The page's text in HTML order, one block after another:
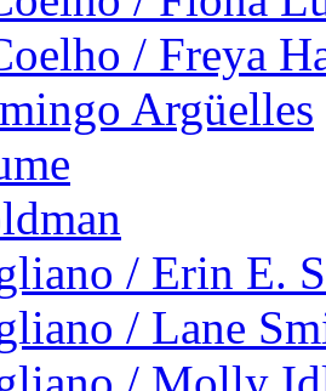
/ Freya
Argüelles
/ Erin E.
/ Lane